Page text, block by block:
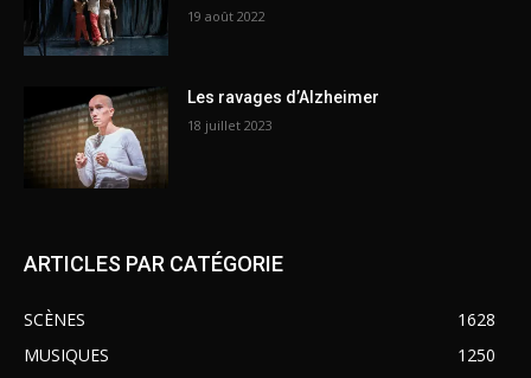
19 août 2022
Les ravages d’Alzheimer
18 juillet 2023
ARTICLES PAR CATÉGORIE
SCÈNES
1628
MUSIQUES
1250